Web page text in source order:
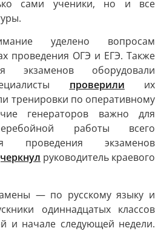
сами ученики, но и все
уделено вопросам
проведения ОГЭ и ЕГЭ. Также
экзаменов оборудовали
проверили их
тренировки по оперативному
генераторов важно для
работы всего
проведения экзаменов
руководитель краевого
— по русскому языку и
одиннадцатых классов
и начале следующей недели.